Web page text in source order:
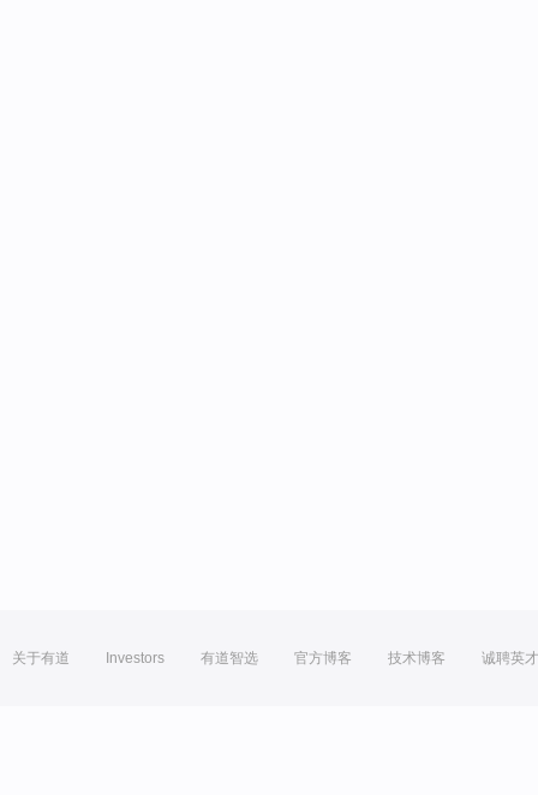
关于有道 Investors 有道智选 官方博客 技术博客 诚聘英才